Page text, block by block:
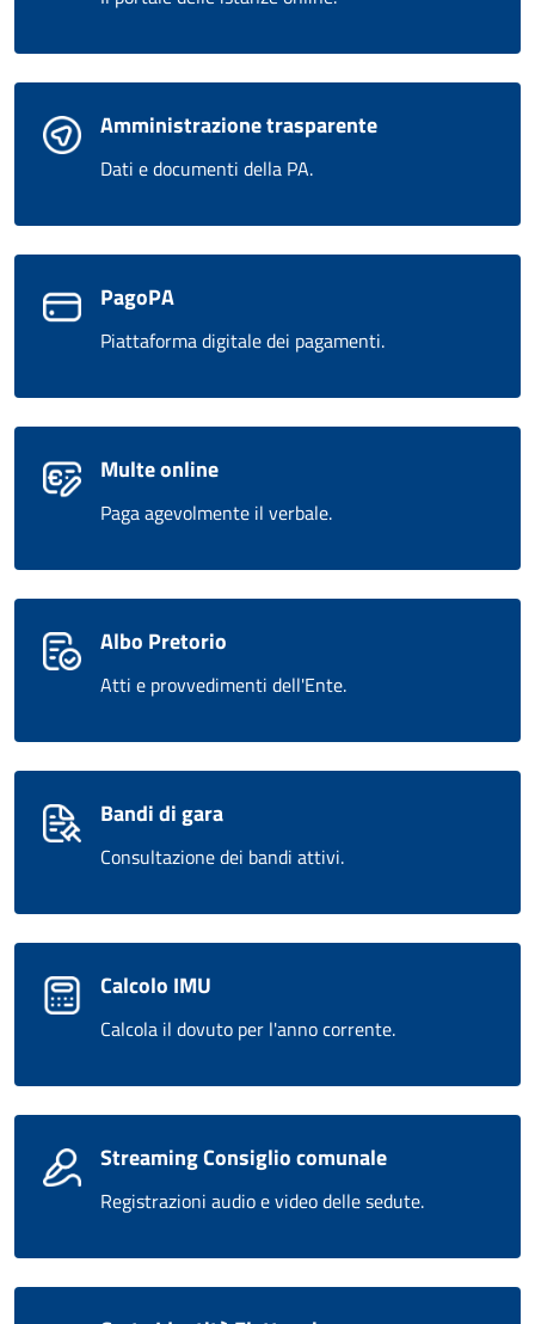
Amministrazione trasparente
Dati e documenti della PA.
PagoPA
Piattaforma digitale dei pagamenti.
Multe online
Paga agevolmente il verbale.
Albo Pretorio
Atti e provvedimenti dell'Ente.
Bandi di gara
Consultazione dei bandi attivi.
Calcolo IMU
Calcola il dovuto per l'anno corrente.
Streaming Consiglio comunale
Registrazioni audio e video delle sedute.